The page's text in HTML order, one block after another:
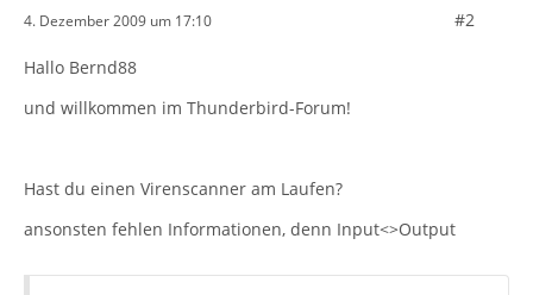
4. Dezember 2009 um 17:10 #2
Hallo Bernd88
und willkommen im Thunderbird-Forum!
Hast du einen Virenscanner am Laufen?
ansonsten fehlen Informationen, denn Input<>Output